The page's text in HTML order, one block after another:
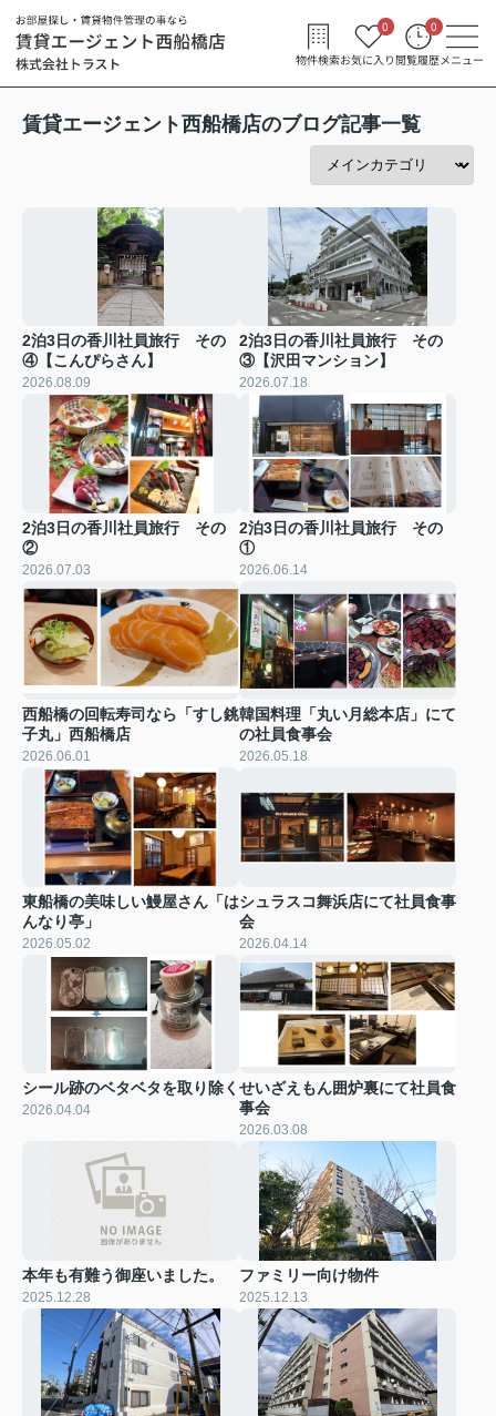
物件検索お気に入り
0
閲覧履歴
0
メニュー
賃貸エージェント西船橋店のブログ記事一覧
2泊3日の香川社員旅行 その
④【こんぴらさん】
2026.08.09
2泊3日の香川社員旅行 その
③【沢田マンション】
2026.07.18
2泊3日の香川社員旅行 その
②
2026.07.03
2泊3日の香川社員旅行 その
①
2026.06.14
西船橋の回転寿司なら「すし銚
子丸」西船橋店
2026.06.01
韓国料理「丸い月総本店」にて
の社員食事会
2026.05.18
東船橋の美味しい鰻屋さん「は
んなり亭」
2026.05.02
シュラスコ舞浜店にて社員食事
会
2026.04.14
シール跡のベタベタを取り除く
2026.04.04
せいざえもん囲炉裏にて社員食
事会
2026.03.08
本年も有難う御座いました。
2025.12.28
ファミリー向け物件
2025.12.13